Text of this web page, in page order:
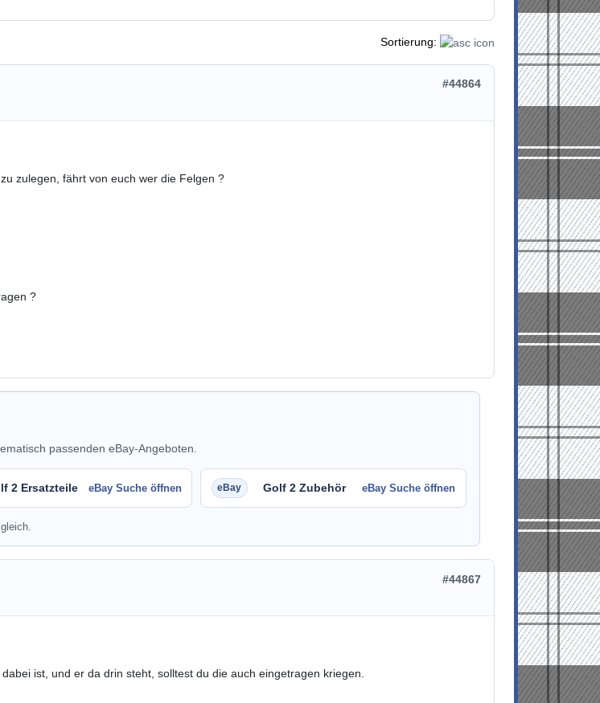
Sortierung:
#44864
zulegen, fährt von euch wer die Felgen ?
?
passenden eBay-Angeboten.
2 Ersatzteile eBay Suche öffnen Golf 2 Zubehör eBay Suche öffnen
#44867
ist, und er da drin steht, solltest du die auch eingetragen kriegen.